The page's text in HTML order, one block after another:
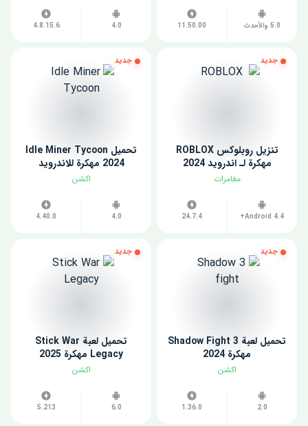
5.0 والأحدث 11.50.00
4.0
4.8.15.6
جديد
تنزيل روبلوكس ROBLOX
مهكرة لـ اندرويد 2024
مغامرات
Android 4.4+
24.7.4
جديد
تحميل Idle Miner Tycoon
2024 مهكرة للاندرويد
اكشن
4.0
4.40.0
جديد
تحميل لعبة Shadow Fight 3
مهكرة 2024
اكشن
2.0
1.36.0
جديد
تحميل لعبة Stick War
Legacy مهكرة 2025
اكشن
6.0
5.213